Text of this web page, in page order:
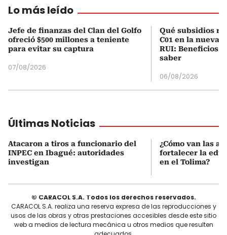
Lo más leído
Jefe de finanzas del Clan del Golfo
ofreció $500 millones a teniente
para evitar su captura
07/08/2026
Qué subsidios
C01 en la nueva
RUI: Beneficios
saber
06/08/2026
Últimas Noticias
Atacaron a tiros a funcionario del
INPEC en Ibagué: autoridades
investigan
¿Cómo van las
fortalecer la
en el Tolima?
© CARACOL S.A. Todos los derechos reservados.
CARACOL S.A. realiza una reserva expresa de las reproducciones y
usos de las obras y otras prestaciones accesibles desde este sitio
web a medios de lectura mecánica u otros medios que resulten